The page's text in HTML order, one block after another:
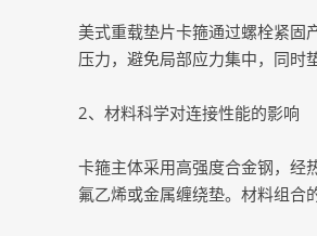
美式重载垫片卡箍通过螺栓紧固
压力，避免局部应力集中，同时
2、材料科学对连接性能的影响
卡箍主体采用高强度合金钢，经
氟乙烯或金属缠绕垫。材料组合